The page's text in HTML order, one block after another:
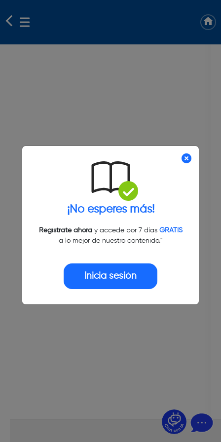
¡No esperes más!
Regístrate ahoray accede por 7 días GRATIS
a lo mejor de nuestro contenido."
Inicia sesión